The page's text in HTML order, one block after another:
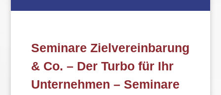
Seminare Zielvereinbarung
& Co. – Der Turbo für Ihr
Unternehmen – Seminare